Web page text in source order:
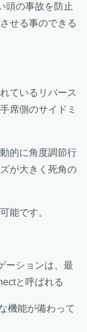
頭の事故を防止
せる事のできる
ているリバース
席側のサイドミ
的に角度調節行
が大きく死角の
能です。
ーションは、最
と呼ばれる
機能が備わって